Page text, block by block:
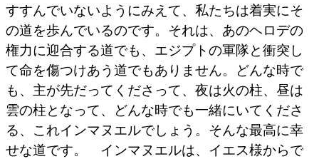
すすんでいないようにみえて、私たちは着実にそ
の道を歩んでいるのです。それは、あのヘロデの
権力に迎合する道でも、エジプトの軍隊と衝突し
て命を傷つけあう道でもありません。どんな時で
も、主が先だってくださって、夜は火の柱、昼は
雲の柱となって、どんな時でも一緒にいてくださ
る、これインマヌエルでしょう。そんな最高に幸
せな道です。 インマヌエルは、イエス様からで